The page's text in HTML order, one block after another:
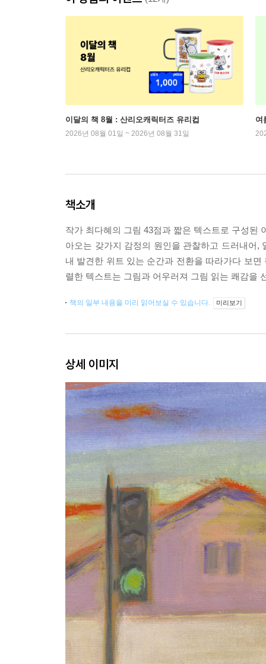
이달의 책 8월 : 산리오캐릭터즈 유리컵
2026년 08월 01일 ~ 2026년 08월 31일
여
책소개
작가 최다혜의 그림 43점과 짧은 텍스트로 구성된
아오는 갖가지 감정의 원인을 관찰하고 드러내어
내 발견한 위트 있는 순간과 전환을 따라가다 보
렬한 텍스트는 그림과 어우러져 그림 읽는 쾌감을
책의 일부 내용을 미리 읽어보실 수 있습니다. 미리보기
상세 이미지